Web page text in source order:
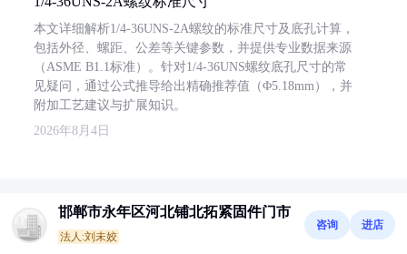
本文详细解析1/4-36UNS-2A螺纹的标准尺寸及底孔计算，
包括外径、螺距、公差等关键参数，并提供专业数据来源
（ASME B1.1标准）。针对1/4-36UNS螺纹底孔尺寸的常
见疑问，通过公式推导给出精确推荐值（Φ5.18mm），并
附加工艺建议与扩展知识。
2026年8月4日
邯郸市永年区河北铺北拓紧固件门市
法人:刘未姣
咨询 进店